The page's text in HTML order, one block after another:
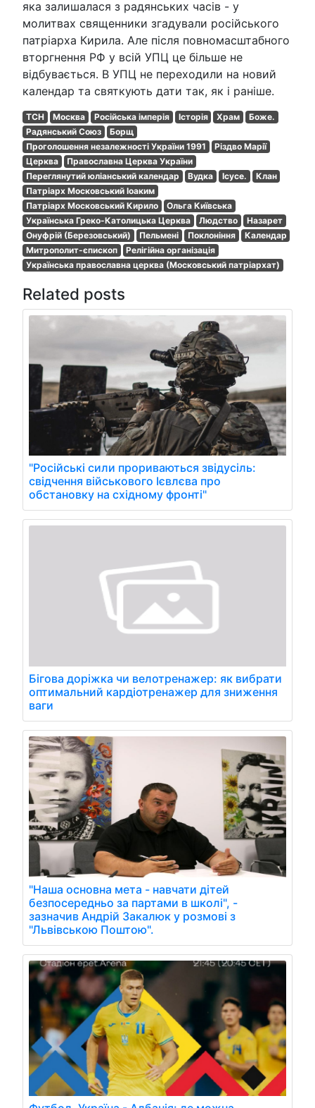
яка залишалася з радянських часів - у
молитвах священники згадували російського
патріарха Кирила. Але після повномасштабного
вторгнення РФ у всій УПЦ це більше не
відбувається. В УПЦ не переходили на новий
календар та святкують дати так, як і раніше.
ТСН Москва Російська імперія Історія Храм
Боже.
Радянський Союз
Борщ
Проголошення незалежності України 1991
Різдво Марії
Церква
Православна Церква України
Переглянутий юліанський календар
Вудка Ісусе.
Клан
Патріарх Московський Іоаким
Патріарх Московський Кирило
Ольга Київська
Українська Греко-Католицька Церква
Людство
Назарет
Онуфрій (Березовський)
Пельмені Поклоніння
Календар
Митрополит-єпископ
Релігійна організація
Українська православна церква (Московський патріархат)
Related posts
"Російські сили прориваються звідусіль:
свідчення військового Ієвлєва про
обстановку на східному фронті"
Бігова доріжка чи велотренажер: як вибрати
оптимальний кардіотренажер для зниження
ваги
"Наша основна мета - навчати дітей
безпосередньо за партами в школі", -
зазначив Андрій Закалюк у розмові з
"Львівською Поштою".